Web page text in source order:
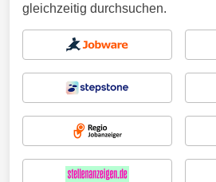
gleichzeitig durchsuchen.